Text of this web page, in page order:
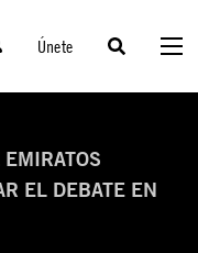
Únete
EL DEBATE EN